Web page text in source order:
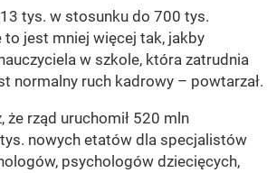
tys. w stosunku do 700 tys.
to jest mniej więcej tak, jakby
w szkole, która zatrudnia
normalny ruch kadrowy – powtarzał.
że rząd uruchomił 520 mln
nowych etatów dla specjalistów
psychologów dziecięcych,